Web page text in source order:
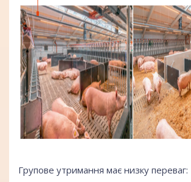
Групове утримання має низку переваг: